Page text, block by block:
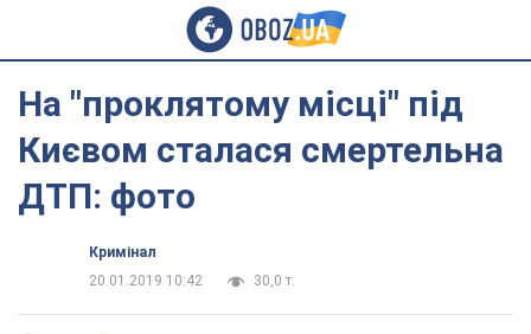
На "проклятому місці" під
Києвом сталася смертельна
ДТП: фото
Кримінал
20.01.2019 10:42
30,0 т.